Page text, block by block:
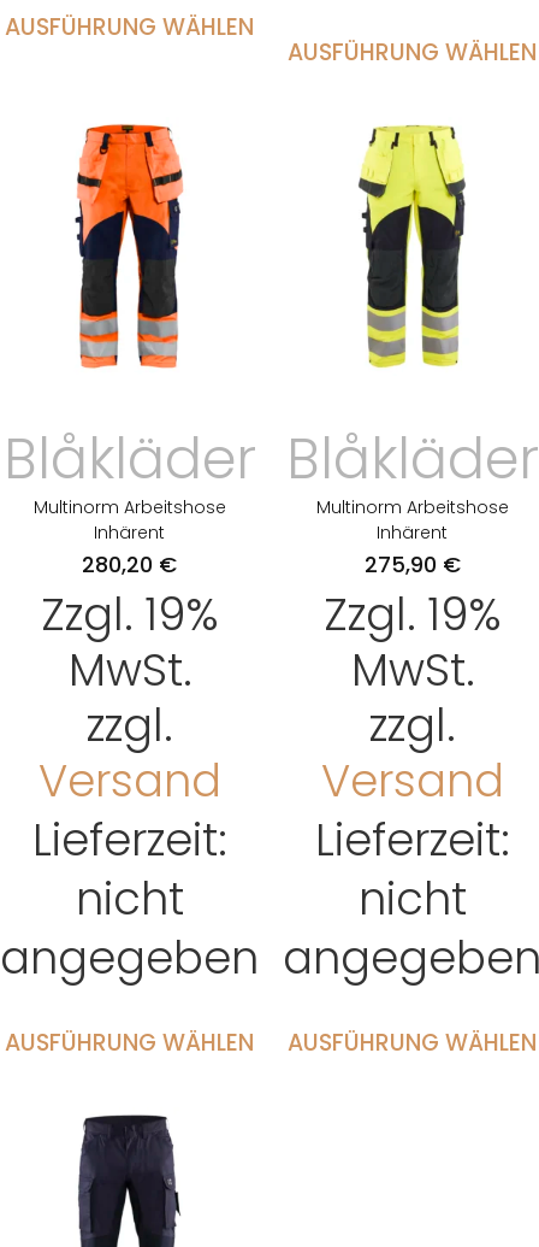
AUSFÜHRUNG WÄHLEN
AUSFÜHRUNG WÄHLEN
Blåkläder
Multinorm Arbeitshose
Inhärent
280,20 €
Zzgl. 19%
MwSt.
zzgl.
Versand
Lieferzeit:
nicht
angegeben
AUSFÜHRUNG WÄHLEN
Blåkläder
Multinorm Arbeitshose
Inhärent
275,90 €
Zzgl. 19%
MwSt.
zzgl.
Versand
Lieferzeit:
nicht
AUSFÜHRUNG WÄHLEN